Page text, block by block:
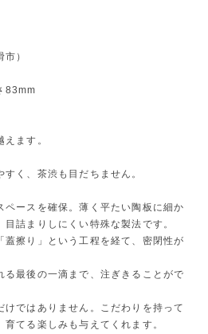
）
83mm
ます。
く、茶渋も目だちません。
ペースを確保。薄く平たい陶板に細か
詰まりしにくい特殊な製法です。
蓋擦り」という工程を経て、密閉性が
る最後の一滴まで、注ぎきることがで
けではありません。こだわりを持って
てる楽しみも与えてくれます。